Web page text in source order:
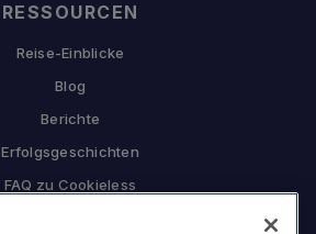
RESSOURCEN
Reise-Einblicke
Blog
Berichte
Erfolgsgeschichten
FAQ zu Cookieless